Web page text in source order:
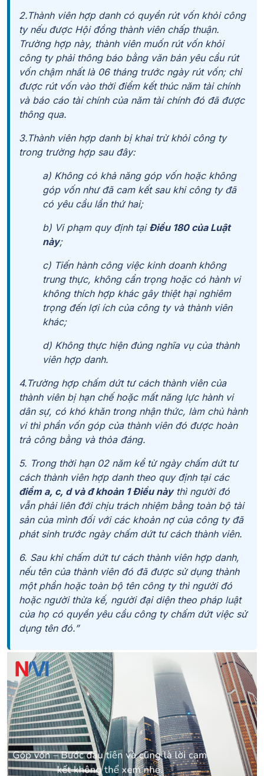
2.Thành viên hợp danh có quyền rút vốn khỏi công
ty nếu được Hội đồng thành viên chấp thuận.
Trường hợp này, thành viên muốn rút vốn khỏi
công ty phải thông báo bằng văn bản yêu cầu rút
vốn chậm nhất là 06 tháng trước ngày rút vốn; chỉ
được rút vốn vào thời điểm kết thúc năm tài chính
và báo cáo tài chính của năm tài chính đó đã được
thông qua.
3.Thành viên hợp danh bị khai trừ khỏi công ty
trong trường hợp sau đây:
a) Không có khả năng góp vốn hoặc không
góp vốn như đã cam kết sau khi công ty đã
có yêu cầu lần thứ hai;
b) Vi phạm quy định tại Điều 180 của Luật
này;
c) Tiến hành công việc kinh doanh không
trung thực, không cẩn trọng hoặc có hành vi
không thích hợp khác gây thiệt hại nghiêm
trọng đến lợi ích của công ty và thành viên
khác;
d) Không thực hiện đúng nghĩa vụ của thành
viên hợp danh.
4.Trường hợp chấm dứt tư cách thành viên của
thành viên bị hạn chế hoặc mất năng lực hành vi
dân sự, có khó khăn trong nhận thức, làm chủ hành
vi thì phần vốn góp của thành viên đó được hoàn
trả công bằng và thỏa đáng.
5. Trong thời hạn 02 năm kể từ ngày chấm dứt tư
cách thành viên hợp danh theo quy định tại các
điểm a, c, d và đ khoản 1 Điều nàythì người đó
vẫn phải liên đới chịu trách nhiệm bằng toàn bộ tài
sản của mình đối với các khoản nợ của công ty đã
phát sinh trước ngày chấm dứt tư cách thành viên.
6. Sau khi chấm dứt tư cách thành viên hợp danh,
nếu tên của thành viên đó đã được sử dụng thành
một phần hoặc toàn bộ tên công ty thì người đó
hoặc người thừa kế, người đại diện theo pháp luật
của họ có quyền yêu cầu công ty chấm dứt việc sử
dụng tên đó.”